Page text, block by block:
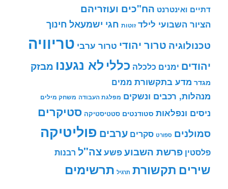
דתיים ואינטרנט הח"כים ועוזריהם
הציור השבועי לילד זוטות חגי ישמעאל חינוך
טכנולוגיה טרור יהודי טרור ערבי טריוויה
יהודים ימנים כלכלה כללי לא נגענו מבזק
מגדר מדע בתקשורת ממים
מנהלות, רכבים ונשקים מפלגת העבודה משחק מילים
ניסים ונפלאות סטודנטים סטטיסטיקה סטיקרים
סמולנים ספורט סקרים ערבים פוליטיקה
פלסטין פרשת השבועפשעצה"ל רבנות
שירים תקשורת תרגיל תרשימים